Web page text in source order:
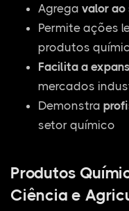
Agrega valor ao
Permite ações
produtos
Facilita a
mercados
Demonstra
setor químico
Produtos
Ciência e